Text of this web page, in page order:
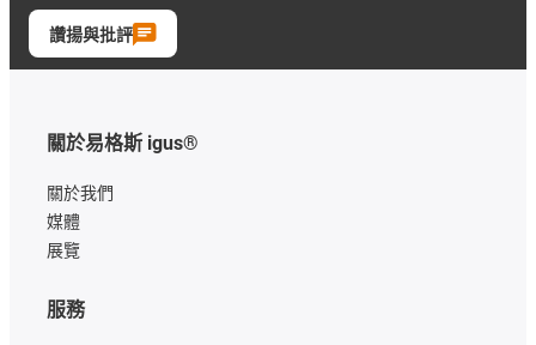
讚揚與批評
關於易格斯 igus®
關於我們
媒體
展覽
服務